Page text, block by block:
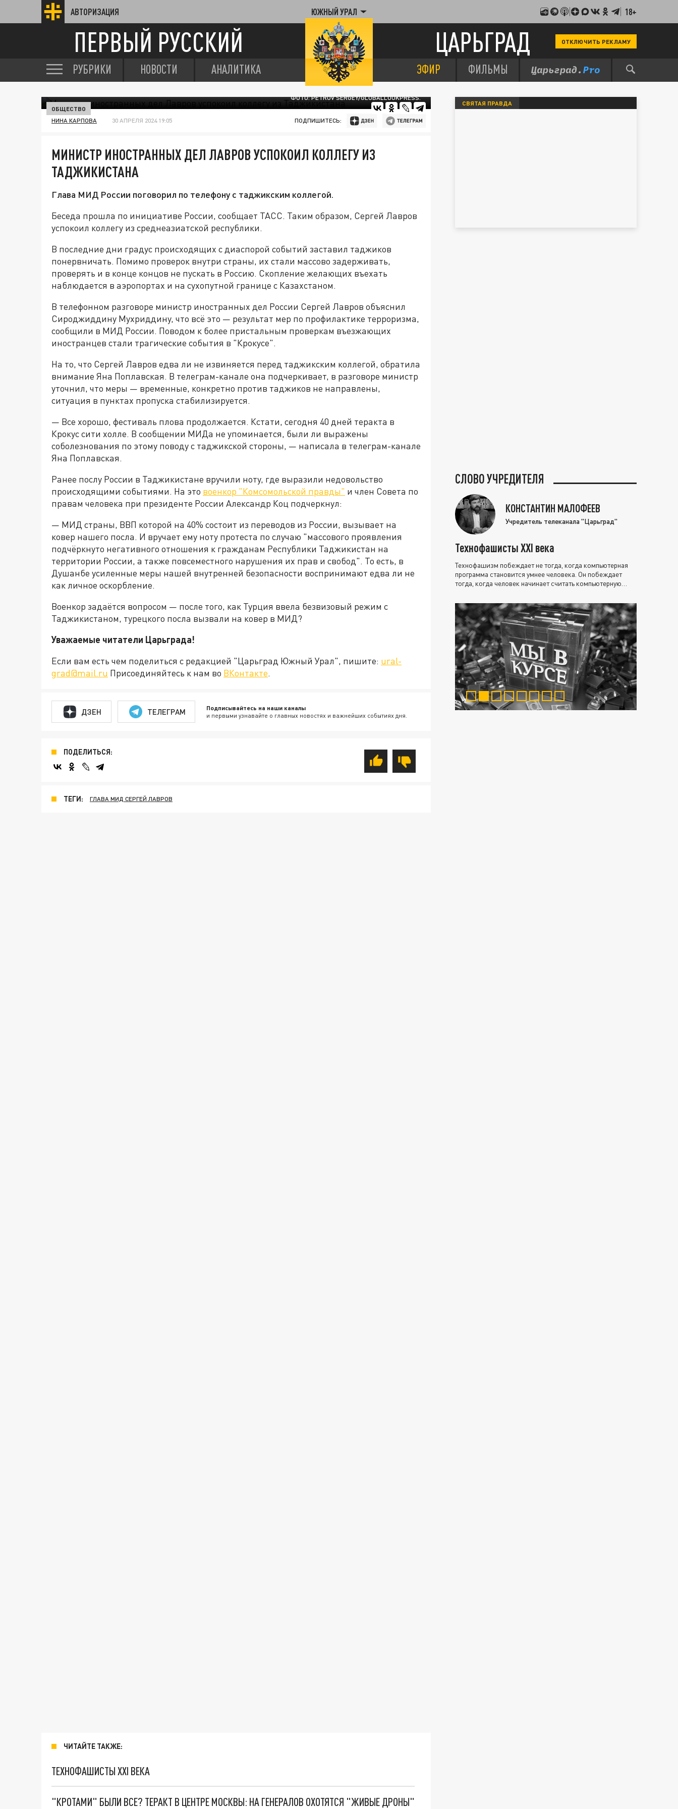
АВТОРИЗАЦИЯ ЮЖНЫЙ УРАЛ 18+
ПЕРВЫЙ РУССКИЙ ЦАРЬГРАД ОТКЛЮЧИТЬ РЕКЛАМУ
РУБРИКИ НОВОСТИ АНАЛИТИКА ЭФИР ФИЛЬМЫ
ФОТО: PETROV SERGEY/GLOBALLOOKPRESS.
ОБЩЕСТВО
НИНА КАРПОВА 30 АПРЕЛЯ 2024 19:05 ПОДПИШИТЕСЬ:
МИНИСТР ИНОСТРАННЫХ ДЕЛ ЛАВРОВ УСПОКОИЛ КОЛЛЕГУ ИЗ
ТАДЖИКИСТАНА
Глава МИД России поговорил по телефону с таджикским коллегой.
Беседа прошла по инициативе России, сообщает ТАСС. Таким образом, Сергей Лавров
успокоил коллегу из среднеазиатской республики.
В последние дни градус происходящих с диаспорой событий заставил таджиков
понервничать. Помимо проверок внутри страны, их стали массово задерживать,
проверять и в конце концов не пускать в Россию. Скопление желающих въехать
наблюдается в аэропортах и на сухопутной границе с Казахстаном.
В телефонном разговоре министр иностранных дел России Сергей Лавров объяснил
Сироджиддину Мухриддину, что всё это — результат мер по профилактике терроризма,
сообщили в МИД России. Поводом к более пристальным проверкам въезжающих
иностранцев стали трагические события в "Крокусе".
На то, что Сергей Лавров едва ли не извиняется перед таджикским коллегой, обратила
внимание Яна Поплавская. В телеграм-канале она подчеркивает, в разговоре министр
уточнил, что меры — временные, конкретно против таджиков не направлены,
ситуация в пунктах пропуска стабилизируется.
— Все хорошо, фестиваль плова продолжается. Кстати, сегодня 40 дней теракта в
Крокус сити холле. В сообщении МИДа не упоминается, были ли выражены
соболезнования по этому поводу с таджикской стороны, — написала в телеграм-канале
Яна Поплавская.
Ранее послу России в Таджикистане вручили ноту, где выразили недовольство
происходящими событиями. На это военкор "Комсомольской правды" и член Совета по
правам человека при президенте России Александр Коц подчеркнул:
— МИД страны, ВВП которой на 40% состоит из переводов из России, вызывает на
ковер нашего посла. И вручает ему ноту протеста по случаю "массового проявления
подчёркнуто негативного отношения к гражданам Республики Таджикистан на
территории России, а также повсеместного нарушения их прав и свобод". То есть, в
Душанбе усиленные меры нашей внутренней безопасности воспринимают едва ли не
как личное оскорбление.
Военкор задаётся вопросом — после того, как Турция ввела безвизовый режим с
Таджикистаном, турецкого посла вызвали на ковер в МИД?
Уважаемые читатели Царьграда!
Если вам есть чем поделиться с редакцией "Царьград Южный Урал", пишите: ural-
grad@mail.ru Присоединяйтесь к нам во ВКонтакте.
ДЗЕН ТЕЛЕГРАМ Подписывайтесь на наши каналы
и первыми узнавайте о главных новостях и важнейших событиях дня.
ПОДЕЛИТЬСЯ:
ТЕГИ: ГЛАВА МИД СЕРГЕЙ ЛАВРОВ
ЧИТАЙТЕ ТАКЖЕ:
ТЕХНОФАШИСТЫ XXI ВЕКА
"КРОТАМИ" БЫЛИ ВСЕ? ТЕРАКТ В ЦЕНТРЕ МОСКВЫ: НА ГЕНЕРАЛОВ ОХОТЯТСЯ "ЖИВЫЕ ДРОНЫ"
СВЯТАЯ ПРАВДА
СЛОВО УЧРЕДИТЕЛЯ
КОНСТАНТИН МАЛОФЕЕВ
Учредитель телеканала "Царьград"
Технофашисты XXI века
Технофашизм побеждает не тогда, когда компьютерная
программа становится умнее человека. Он побеждает
тогда, когда человек начинает считать компьютерную